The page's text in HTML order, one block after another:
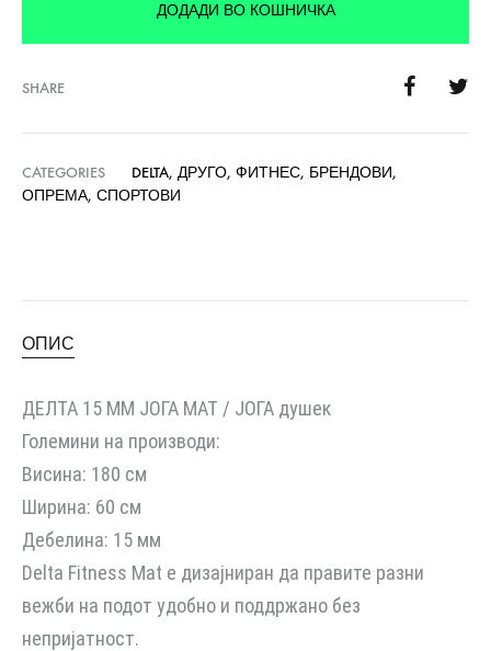
ДОДАДИ ВО КОШНИЧКА
SHARE
CATEGORIES DELTA, ДРУГО, ФИТНЕС, БРЕНДОВИ,
ОПРЕМА, СПОРТОВИ
ОПИС
ДЕЛТА 15 MM ЈОГА МАТ / ЈОГА душек
Големини на производи:
Висина: 180 см
Ширина: 60 ​​см
Дебелина: 15 мм
Delta Fitness Mat е дизајниран да правите разни
вежби на подот удобно и поддржано без
непријатност.